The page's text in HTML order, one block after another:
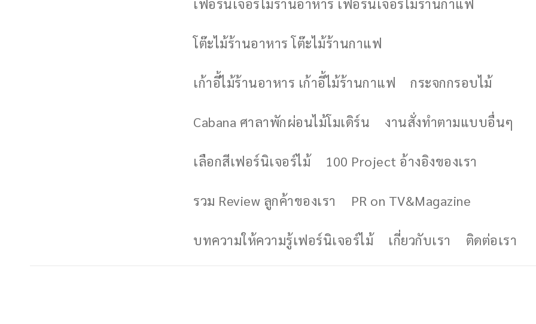
เฟอร์นิเจอร์ไม้ร้านอาหาร เฟอร์นิเจอร์ไม้ร้านกาแฟ
โต๊ะไม้ร้านอาหาร โต๊ะไม้ร้านกาแฟ
เก้าอี้ไม้ร้านอาหาร เก้าอี้ไม้ร้านกาแฟ กระจกกรอบไม้
Cabana ศาลาพักผ่อนไม้โมเดิร์น งานสั่งทำตามแบบอื่นๆ
เลือกสีเฟอร์นิเจอร์ไม้ 100 Project อ้างอิงของเรา
รวม Review ลูกค้าของเรา PR on TV&Magazine
บทความให้ความรู้เฟอร์นิเจอร์ไม้ เกี่ยวกับเรา ติดต่อเรา